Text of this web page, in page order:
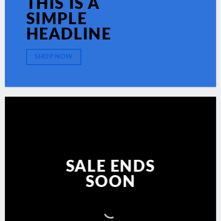
THIS IS A
SIMPLE
HEADLINE
SHOP NOW
SALE ENDS
SOON